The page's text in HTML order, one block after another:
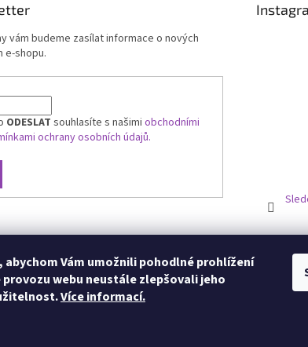
abychom Vám umožnili pohodlné prohlížení
provozu webu neustále zlepšovali jeho
Více informací.
vám budeme zasílat informace o nových
e-shopu.
ODESLAT souhlasíte s našimi obchodními
ochrany osobních údajů.